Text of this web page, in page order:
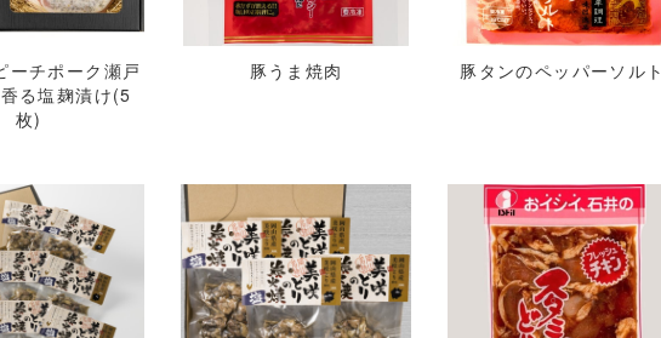
ーチポーク瀬戸
る塩麹漬け(5
枚)
豚うま焼肉 豚タンのペッパーソルト